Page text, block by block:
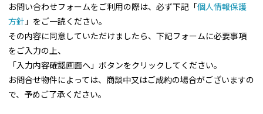
お問い合わせフォームをご利用の際は、必ず下記「個人情報保護
方針 」をご一読ください。
その内容に同意していただけましたら、下記フォームに必要事項
をご入力の上、
「入力内容確認画面へ」ボタンをクリックしてください。
お問合せ物件によっては、商談中又はご成約の場合がございますの
で、予めご了承ください。